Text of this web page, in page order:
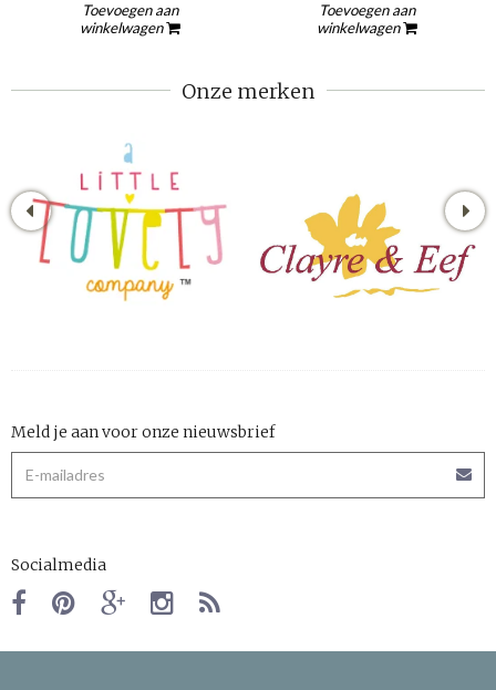
Toevoegen aan
winkelwagen
Toevoegen aan
winkelwagen
Onze merken
Meld je aan voor onze nieuwsbrief
Socialmedia